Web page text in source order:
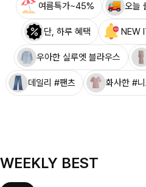
여름특가~45% 오늘
단, 하루 혜택 NEW
우아한 실루엣 블라우스
데일리 #팬츠 화사한 #
WEEKLY BEST